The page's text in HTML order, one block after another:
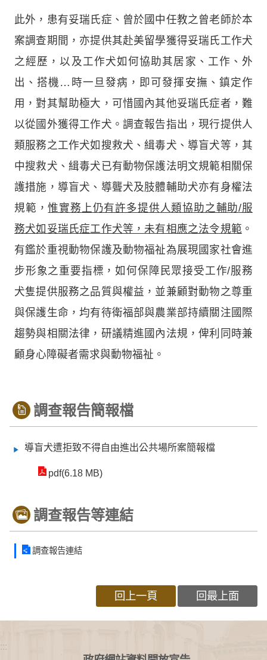
此外，患有妥瑞氏症、曾於國中任教之曾老師於本
案調查期間，亦提供其赴美留學獲得妥瑞氏工作犬
之經歷，以及工作犬如何協助其居家、工作、外
出、搭機…時一旦發病，即可發揮安撫、鎮定作
用，對其幫助極大，可惜國內其他妥瑞氏症者，難
以從國外獲得工作犬。調查報告指出，現行提供人
類服務之工作犬如搜救犬、緝毒犬、導盲犬等，其
中搜救犬、緝毒犬已有動物保護法明文規範相關保
護措施，導盲犬、導聾犬及肢體輔助犬亦有身權法
規範，惟實務上仍有許多提供人類協助之輔助/服
務犬如妥瑞氏症工作犬等，未有相應之法令規範 。
有鑑於重視動物保護及動物福祉為展現國家社會進
步形象之重要指標，如何保障民眾接受工作/服務
犬隻提供服務之品質與權益，並兼顧對動物之尊重
與保護生命，均有待衛福部與農業部持續關注國際
趨勢與相關法律，研議精進國內法規，俾利同時兼
顧身心障礙者需求與動物福祉。
調查報告簡報檔
導盲犬遭拒致不得自由進出公共場所案簡報檔
pdf(6.18 MB)
調查報告等連結
調查報告連結
回上一頁 回最上面
:::